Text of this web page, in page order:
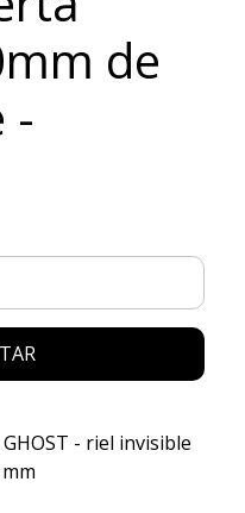
de
-
- riel invisible